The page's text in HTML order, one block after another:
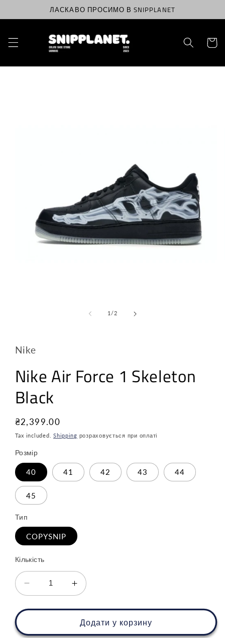
вмісту
ЛАСКАВО ПРОСИМО В SNIPPLANET
1 /з2
Nike
Nike Air Force 1 Skeleton
Black
Звичайна
ціна
₴2,399.00
Tax included.Shipping розраховується при оплаті
Розмір
40 41 42 43 44
45
Тип
COPYSNIP
Кількість
Зменшити
кількість
для
Air
Збільшити
кількість
для
Nike
Air
Додати у корзину